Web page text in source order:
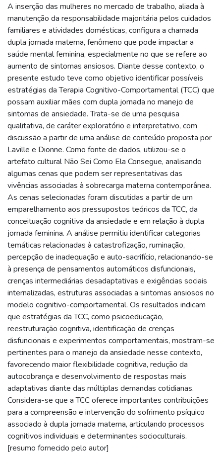
A inserção das mulheres no mercado de trabalho, aliada à
manutenção da responsabilidade majoritária pelos cuidados
familiares e atividades domésticas, configura a chamada
dupla jornada materna, fenômeno que pode impactar a
saúde mental feminina, especialmente no que se refere ao
aumento de sintomas ansiosos. Diante desse contexto, o
presente estudo teve como objetivo identificar possíveis
estratégias da Terapia Cognitivo-Comportamental (TCC) que
possam auxiliar mães com dupla jornada no manejo de
sintomas de ansiedade. Trata-se de uma pesquisa
qualitativa, de caráter exploratório e interpretativo, com
discussão a partir de uma análise de conteúdo proposta por
Laville e Dionne. Como fonte de dados, utilizou-se o
artefato cultural Não Sei Como Ela Consegue, analisando
algumas cenas que podem ser representativas das
vivências associadas à sobrecarga materna contemporânea.
As cenas selecionadas foram discutidas a partir de um
emparelhamento aos pressupostos teóricos da TCC, da
conceituação cognitiva da ansiedade e em relação à dupla
jornada feminina. A análise permitiu identificar categorias
temáticas relacionadas à catastrofização, ruminação,
percepção de inadequação e auto-sacrifício, relacionando-se
à presença de pensamentos automáticos disfuncionais,
crenças intermediárias desadaptativas e exigências sociais
internalizadas, estruturas associadas a sintomas ansiosos no
modelo cognitivo-comportamental. Os resultados indicam
que estratégias da TCC, como psicoeducação,
reestruturação cognitiva, identificação de crenças
disfuncionais e experimentos comportamentais, mostram-se
pertinentes para o manejo da ansiedade nesse contexto,
favorecendo maior flexibilidade cognitiva, redução da
autocobrança e desenvolvimento de respostas mais
adaptativas diante das múltiplas demandas cotidianas.
Considera-se que a TCC oferece importantes contribuições
para a compreensão e intervenção do sofrimento psíquico
associado à dupla jornada materna, articulando processos
cognitivos individuais e determinantes socioculturais.
[resumo fornecido pelo autor]